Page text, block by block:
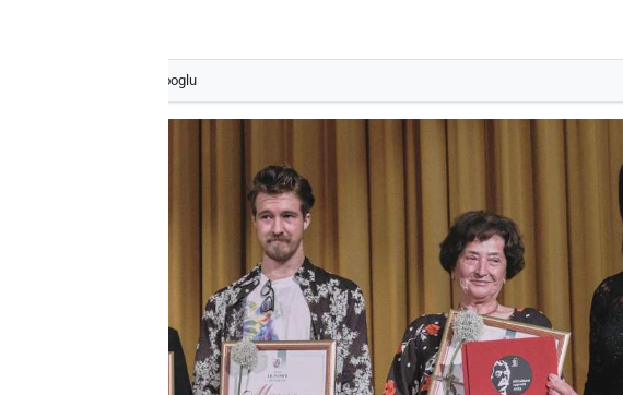
kot svoj prednostni vir na Googlu